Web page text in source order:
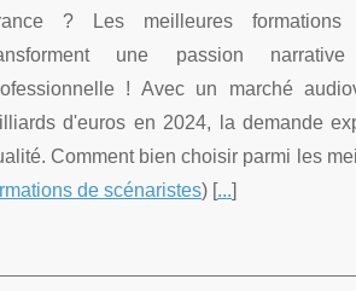
? Les meilleures formations
une passion
! Avec un marché
d'euros en 2024, la demande
Comment bien choisir parmi les
de scénaristes) [...]